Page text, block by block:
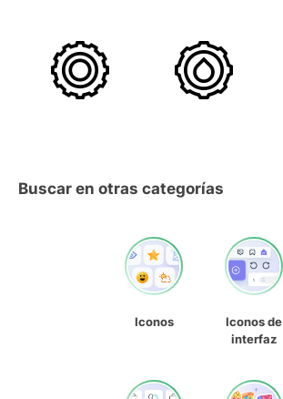
Buscar en otras categorías
Iconos
Iconos de
interfaz